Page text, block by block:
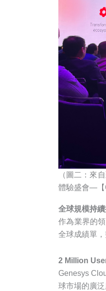
（圖二：來
體驗盛會—【
全球規模持
作為業界的
全球成績單
2 Million
Genesys
球市場的廣泛